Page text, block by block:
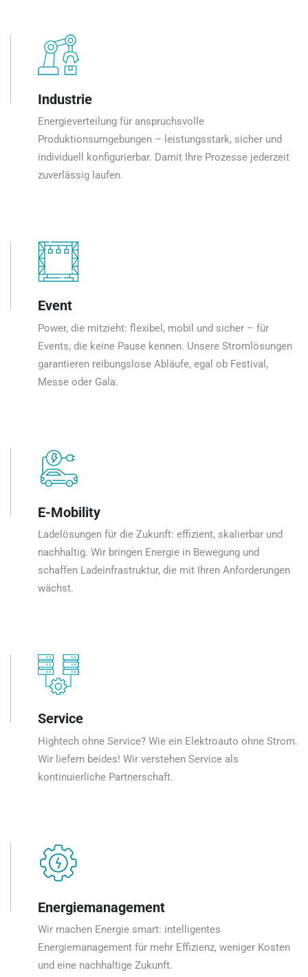
Industrie
Energieverteilung für anspruchsvolle
Produktionsumgebungen – leistungsstark, sicher und
individuell konfigurierbar. Damit Ihre Prozesse jederzeit
zuverlässig laufen.
Event
Power, die mitzieht: flexibel, mobil und sicher – für
Events, die keine Pause kennen. Unsere Stromlösungen
garantieren reibungslose Abläufe, egal ob Festival,
Messe oder Gala.
E-Mobility
Ladelösungen für die Zukunft: effizient, skalierbar und
nachhaltig. Wir bringen Energie in Bewegung und
schaffen Ladeinfrastruktur, die mit Ihren Anforderungen
wächst.
Service
Hightech ohne Service? Wie ein Elektroauto ohne Strom.
Wir liefern beides! Wir verstehen Service als
kontinuierliche Partnerschaft.
Energiemanagement
Wir machen Energie smart: intelligentes
Energiemanagement für mehr Effizienz, weniger Kosten
und eine nachhaltige Zukunft.